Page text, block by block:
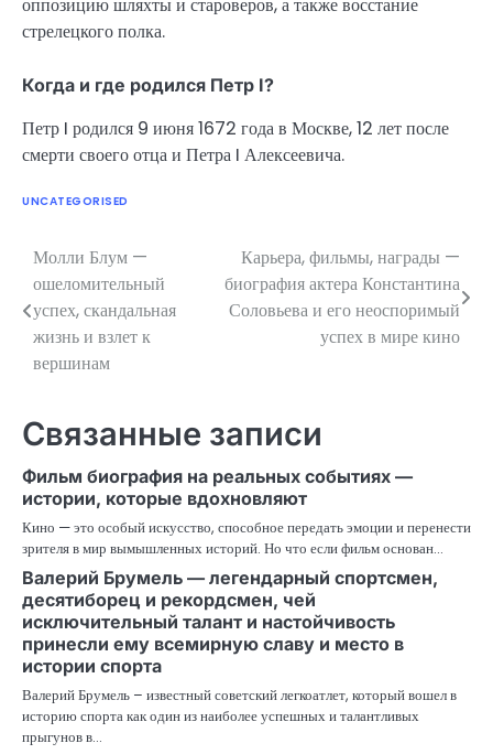
стрелецкого полка.
Когда и где родился Петр I?
Петр I родился 9 июня 1672 года в Москве, 12 лет после
смерти своего отца и Петра I Алексеевича.
UNCATEGORISED
Навигация
по
записям
Молли Блум —
ошеломительный
успех, скандальная
жизнь и взлет к
вершинам
Карьера, фильмы, награды —
биография актера Константина
Соловьева и его неоспоримый
успех в мире кино
Связанные записи
Фильм биография на реальных событиях —
истории, которые вдохновляют
Кино — это особый искусство, способное передать эмоции и перенести
зрителя в мир вымышленных историй. Но что если фильм основан…
Валерий Брумель — легендарный спортсмен,
десятиборец и рекордсмен, чей
исключительный талант и настойчивость
принесли ему всемирную славу и место в
истории спорта
Валерий Брумель – известный советский легкоатлет, который вошел в
историю спорта как один из наиболее успешных и талантливых
прыгунов в…